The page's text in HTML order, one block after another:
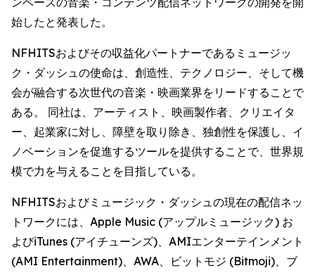
始したと発表した。
NFHITSおよびその収益化パートナーであるミュージッ
ク・ダッシュの使命は、創造性、テクノロジー、そして機
会が融合する次世代の音楽・映画業界をリードすることで
ある。 同社は、アーティスト、映画製作者、クリエイタ
ー、起業家に対し、障壁を取り除き、独創性を保護し、イ
ノベーションを促進するツールを提供することで、世界規
模で力を与えることを目指している。
NFHITSおよびミュージック・ダッシュの現在の配信ネッ
トワークには、Apple Music (アップルミュージック) お
よびiTunes (アイチューンズ)、AMIエンターテインメント
(AMI Entertainment)、AWA、ビットモジ (Bitmoji)、ブ